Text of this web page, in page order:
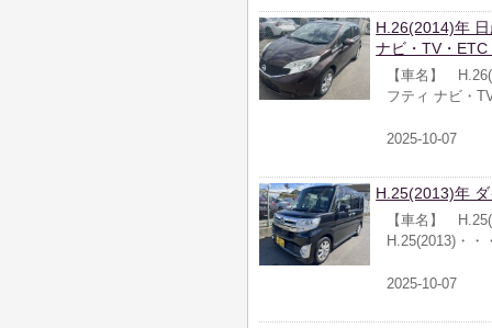
H.26(2014)年
ナビ・TV・
【車名】
フティ ナビ・
2025-10-07
H.25(2013)年
【車名】
H.25(2013)・・
2025-10-07